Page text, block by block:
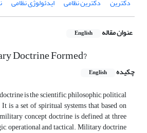
دکترین
دکترین نظامی ایدئولوژی نظامی
عنوان مقاله English
Doctrine Formed?
چکیده English
is the scientific, philosophic, political
is a set of spiritual systems that based on
concept doctrine is defined at three
operational and tactical. Military doctrine